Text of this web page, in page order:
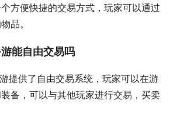
方便快捷的交易方式，玩家可以通过
品。
能自由交易吗
提供了自由交易系统，玩家可以在游
备，可以与其他玩家进行交易，买卖